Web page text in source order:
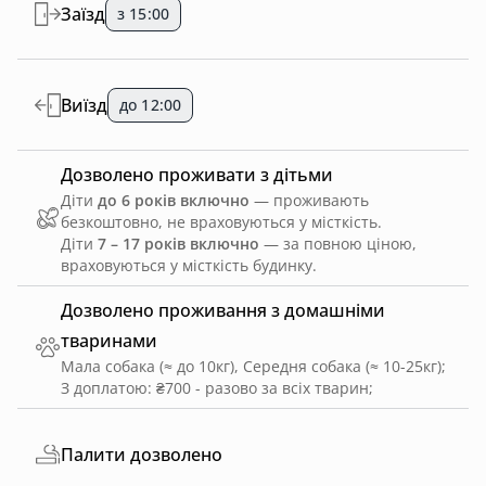
Дозволено проживання з домашніми
тваринами
Мала собака (≈ до 10кг), Середня собака (≈ 10-25кг);
З доплатою: ₴700 - разово за всіх тварин;
Заїзд з 15:00
Виїзд до 12:00
Дозволено проживати з дітьми
Діти до 6 років включно — проживають
безкоштовно, не враховуються у місткість.
Діти 7 – 17 років включно — за повною ціною,
враховуються у місткість будинку.
Палити дозволено